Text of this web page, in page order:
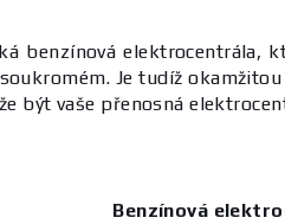
benzínová
Je tudíž
být vaše přenosná
Benzínová